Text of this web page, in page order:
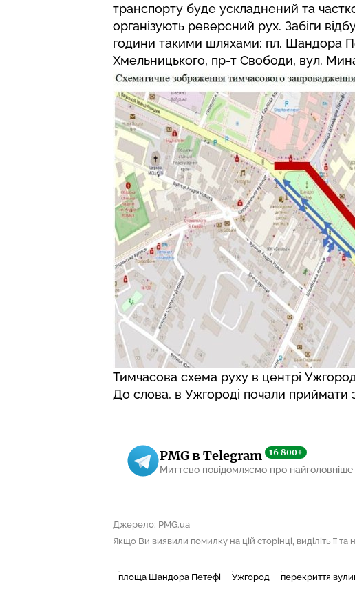
транспорту буде ускладнений та
організують реверсний рух. Забіги
години такими шляхами: пл. Шандора
Хмельницького, пр-т Свободи, вул.
Тимчасова схема руху в центрі
До слова, в Ужгороді почали приймати
PMG в Telegram 16 800+
Миттєво повідомляємо про найголовніше
Джерело: PMG.ua
Якщо Ви виявили помилку на цій сторінці, виділіть її та
площа Шандора Петефі Ужгород перекриття